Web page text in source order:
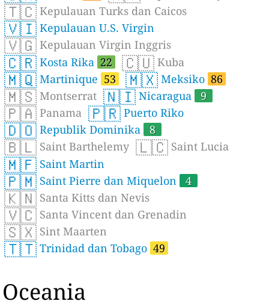
🇹🇨 Kepulauan Turks dan Caicos
🇻🇮 Kepulauan U.S. Virgin
🇻🇬 Kepulauan Virgin Inggris
🇨🇷 Kosta Rika 22 🇨🇺 Kuba
🇲🇶 Martinique 53 🇲🇽 Meksiko 86
🇲🇸 Montserrat 🇳🇮 Nicaragua 9
🇵🇦 Panama 🇵🇷 Puerto Riko
🇩🇴 Republik Dominika 8
🇧🇱 Saint Barthelemy 🇱🇨 Saint Lucia
🇲🇫 Saint Martin
🇵🇲 Saint Pierre dan Miquelon 4
🇰🇳 Santa Kitts dan Nevis
🇻🇨 Santa Vincent dan Grenadin
🇸🇽 Sint Maarten
🇹🇹 Trinidad dan Tobago 49
Oceania